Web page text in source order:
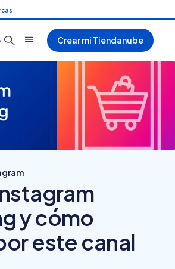
Crear mi Tiendanube
y cómo
este canal